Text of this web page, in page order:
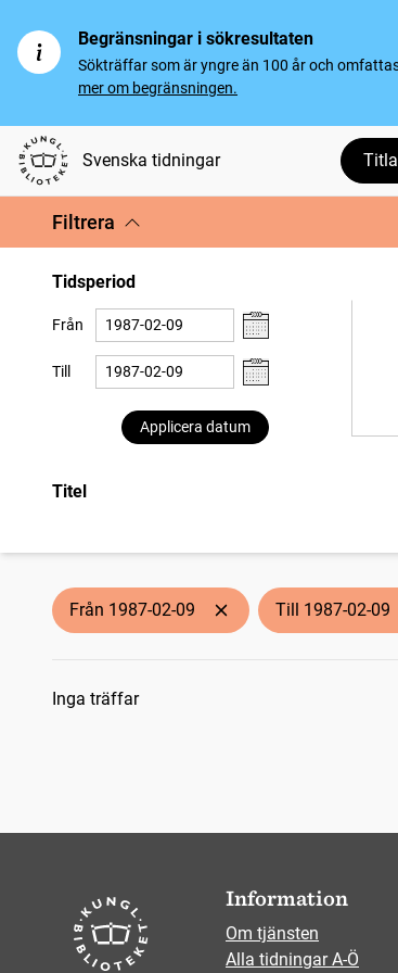
Begränsningar i sökresultaten
Sökträffar som är yngre än 100 år och
mer om begränsningen.
Svenska tidningar
Filtrera
Tidsperiod
Från
Till
Applicera datum
Titel
Från 1987-02-09 Till 1987-02-09
Sökresultat
Inga träffar
Information
Om tjänsten
Alla tidningar A-Ö